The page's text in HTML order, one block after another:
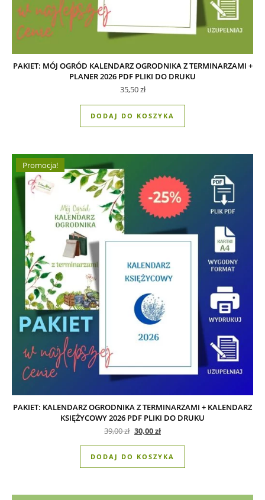
PAKIET: MÓJ OGRÓD KALENDARZ OGRODNIKA Z TERMINARZAMI +
PLANER 2026 PDF PLIKI DO DRUKU
35,50zł
DODAJ DO KOSZYKA
Promocja!
PAKIET: KALENDARZ OGRODNIKA Z TERMINARZAMI + KALENDARZ
KSIĘŻYCOWY 2026 PDF PLIKI DO DRUKU
39,00zł Pierwotna cena wynosiła: 39,00 zł.
30,00złAktualna cena wynosi: 30,00
DODAJ DO KOSZYKA